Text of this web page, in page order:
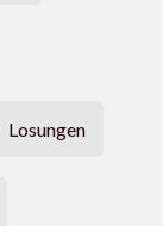
Losungen